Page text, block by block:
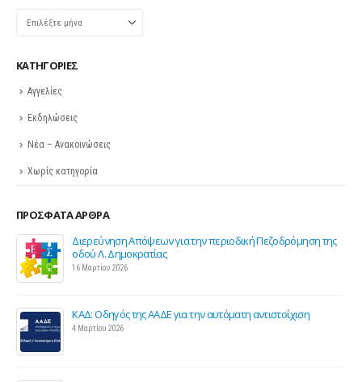
KΑΤΗΓΟΡΊΕΣ
Αγγελίες
Εκδηλώσεις
Νέα – Ανακοινώσεις
Χωρίς κατηγορία
ΠΡΌΣΦΑΤΑ ΆΡΘΡΑ
Διερεύνηση Απόψεων για την περιοδική Πεζοδρόμηση της
οδού Λ. Δημοκρατίας
16 Μαρτίου 2026
ΚΑΔ: Οδηγός της ΑΑΔΕ για την αυτόματη αντιστοίχιση
4 Μαρτίου 2026